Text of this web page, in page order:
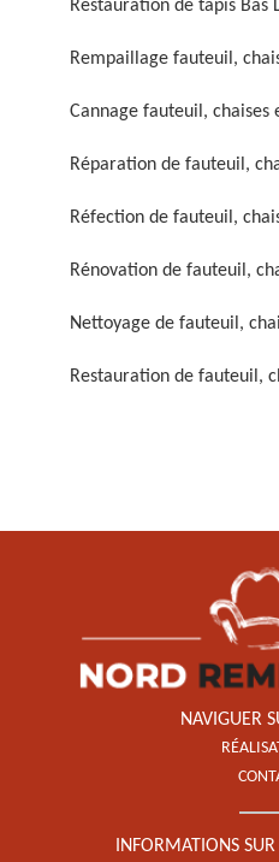
chaise et siège 59
Rénovation de fauteuil,
Restauration de tapis Bas
Rempaillage fauteuil,
Cannage fauteuil, chaises
Réparation de fauteuil,
Réfection de fauteuil,
Rénovation de fauteuil,
Nettoyage de fauteuil,
Restauration de fauteuil,
NAVIGUER
INFORMATIONS